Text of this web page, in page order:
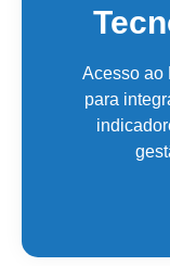
Acesso ao
para